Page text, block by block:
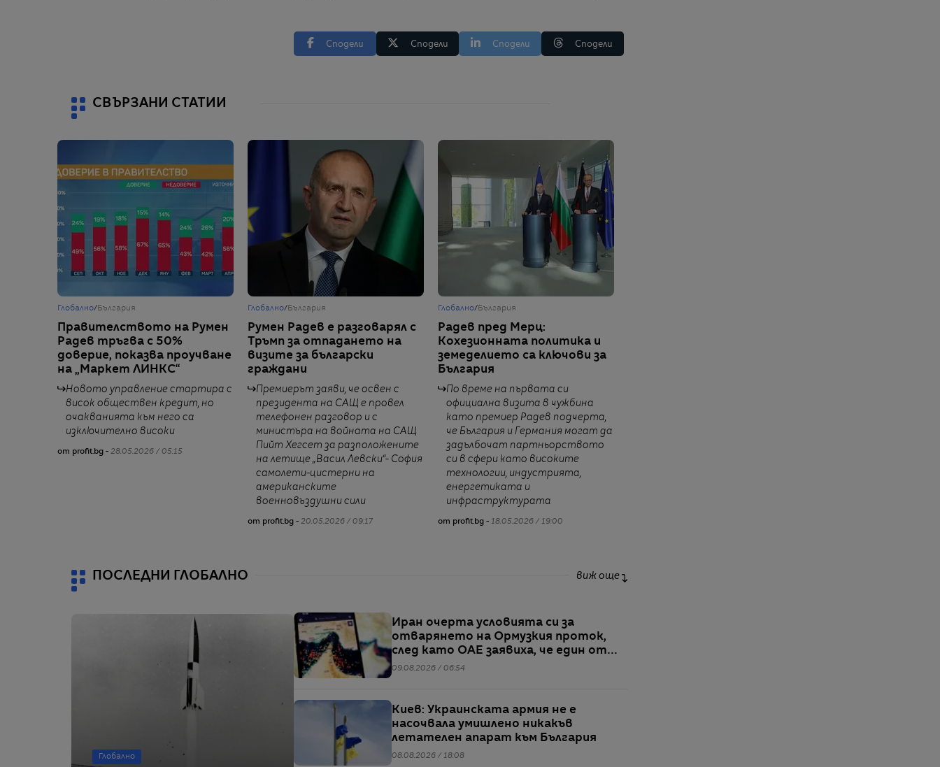
Сподели Сподели Сподели Сподели
СВЪРЗАНИ СТАТИИ
Глобално/ България
Правителството на Румен
Радев тръгва с 50%
доверие, показва проучване
на „Маркет ЛИНКС“
Новото управление стартира с
висок обществен кредит, но
очакванията към него са
изключително високи
от profit.bg - 28.05.2026 / 05:15
Глобално/ България
Румен Радев е разговарял с
Тръмп за отпадането на
визите за български
граждани
Премиерът заяви, че освен с
президента на САЩ е провел
телефонен разговор и с
министъра на войната на САЩ
Пийт Хегсет за разположените
на летище „Васил Левски“- София
самолети-цистерни на
американските
военновъздушни сили
от profit.bg - 20.05.2026 / 09:17
Глобално/ България
Радев пред Мерц:
Кохезионната политика и
земеделието са ключови за
България
По време на първата си
официална визита в чужбина
като премиер Радев подчерта,
че България и Германия могат да
задълбочат партньорството
си в сфери като високите
технологии, индустрията,
енергетиката и
инфраструктурата
от profit.bg - 18.05.2026 / 19:00
ПОСЛЕДНИ ГЛОБАЛНО виж още
Глобално
Иран очерта условията си за
отварянето на Ормузкия проток,
след като ОАЕ заявиха, че един от
корабите им е бил обект на
09.08.2026 / 06:54
Киев: Украинската армия не е
насочвала умишлено никакъв
летателен апарат към България
08.08.2026 / 18:08